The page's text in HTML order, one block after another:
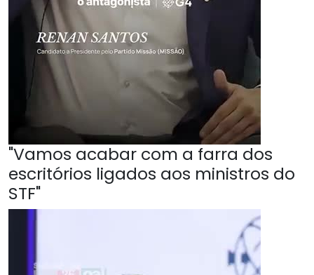
"Vamos acabar com a farra dos
escritórios ligados aos ministros do
STF"